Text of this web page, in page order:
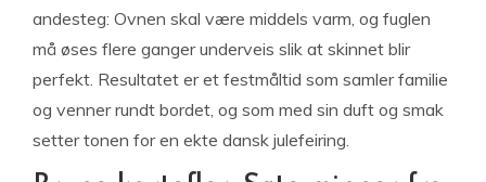
andesteg: Ovnen skal være middels varm, og fuglen
må øses flere ganger underveis slik at skinnet blir
perfekt. Resultatet er et festmåltid som samler familie
og venner rundt bordet, og som med sin duft og smak
setter tonen for en ekte dansk julefeiring.